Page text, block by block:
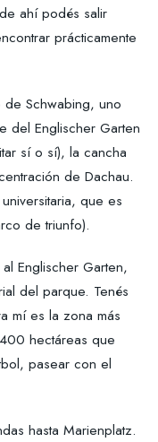
ahí podés salir
prácticamente
Schwabing, uno
del Englischer Garten
sí o sí), la cancha
de Dachau.
que es
de triunfo).
Englischer Garten,
del parque. Tenés
mí es la zona más
hectáreas que
pasear con el
hasta Marienplatz.